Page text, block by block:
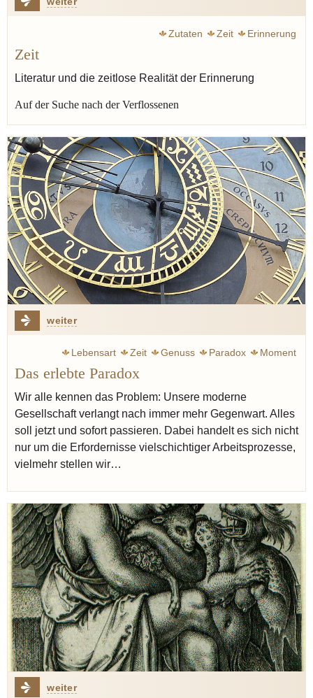
Zutaten Zeit Erinnerung
Zeit
Literatur und die zeitlose Realität der Erinnerung
Auf der Suche nach der Verflossenen
weiter
Lebensart Zeit Genuss Paradox Moment
Das erlebte Paradox
Wir alle kennen das Problem: Unsere moderne
Gesellschaft verlangt nach immer mehr Gegenwart. Alles
soll jetzt und sofort passieren. Dabei handelt es sich nicht
nur um die Erfordernisse vielschichtiger Arbeitsprozesse,
vielmehr stellen wir…
weiter